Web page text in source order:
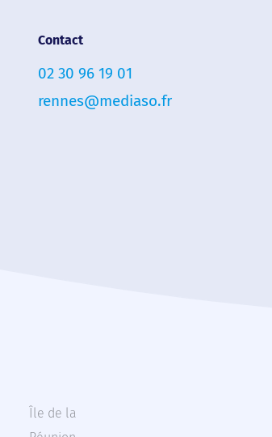
Contact
02 30 96 19 01
rennes@mediaso.fr
Île de la